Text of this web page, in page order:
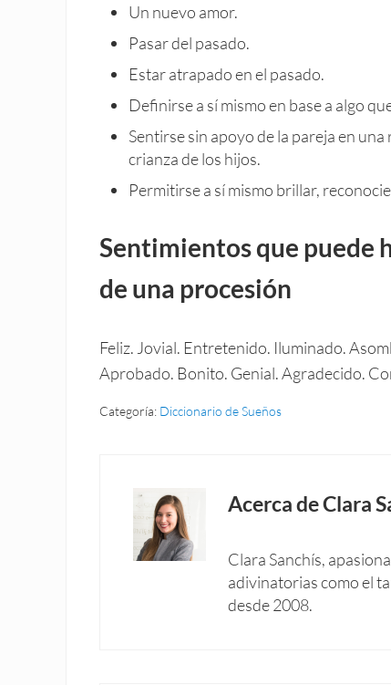
Un nuevo amor.
Pasar del pasado.
Estar atrapado en el pasado.
Definirse a sí mismo en base a algo
Sentirse sin apoyo de la pareja en
crianza de los hijos.
Permitirse a sí mismo brillar,
Sentimientos que puede
de una procesión
Feliz. Jovial. Entretenido. Iluminado.
Aprobado. Bonito. Genial. Agradecido.
Categoría: Diccionario de Sueños
Acerca deClara
Clara Sanchís,
adivinatorias como el
desde 2008.